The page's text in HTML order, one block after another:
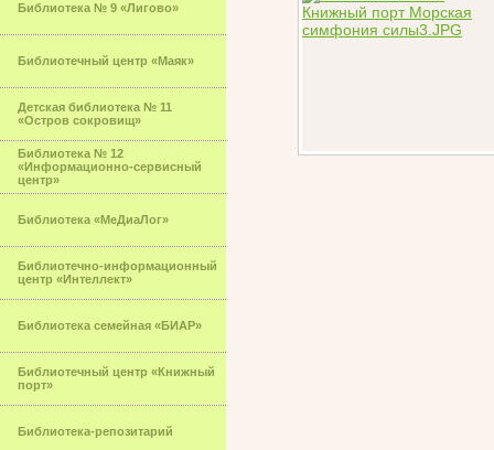
Библиотека № 9 «Лигово»
Библиотечный центр «Маяк»
Детская библиотека № 11
«Остров сокровищ»
Библиотека № 12
«Информационно-сервисный
центр»
Библиотека «МеДиаЛог»
Библиотечно-информационный
центр «Интеллект»
Библиотека семейная «БИАР»
Библиотечный центр «Книжный
порт»
Библиотека-репозитарий